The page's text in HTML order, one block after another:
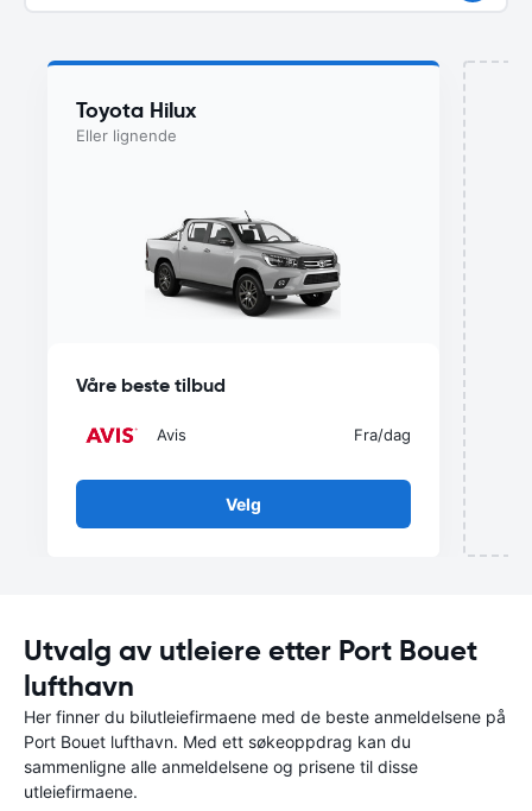
Toyota Hilux
Eller lignende
Våre beste tilbud
Avis Fra/dag
Velg
Utvalg av utleiere etter Port Bouet
lufthavn
Her finner du bilutleiefirmaene med de beste anmeldelsene på
Port Bouet lufthavn. Med ett søkeoppdrag kan du
sammenligne alle anmeldelsene og prisene til disse
utleiefirmaene.